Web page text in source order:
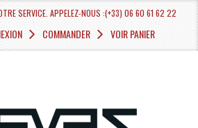
SERVICE. APPELEZ-NOUS :(+33) 06 60 61 62 22
COMMANDER VOIR PANIER